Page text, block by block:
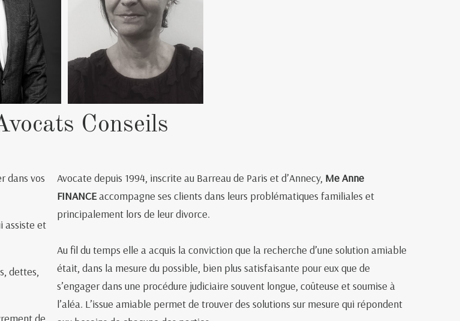
Conseils
dans vos
assiste et
dettes,
Avocate depuis 1994, inscrite au Barreau de Paris et d’Annecy, Me Anne
FINANCEaccompagne ses clients dans leurs problématiques familiales et
principalement lors de leur divorce.
Au fil du temps elle a acquis la conviction que la recherche d’une solution amiable
était, dans la mesure du possible, bien plus satisfaisante pour eux que de
s’engager dans une procédure judiciaire souvent longue, coûteuse et soumise à
l’aléa. L’issue amiable permet de trouver des solutions sur mesure qui répondent